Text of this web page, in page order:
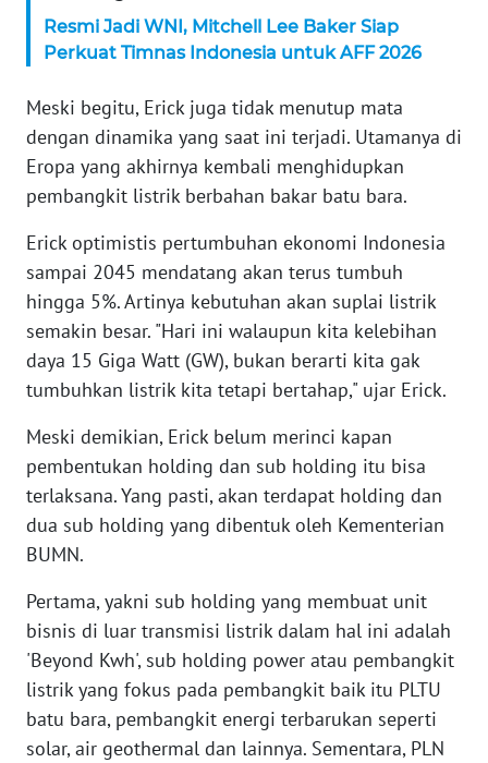
Resmi Jadi WNI, Mitchell Lee Baker Siap
Perkuat Timnas Indonesia untuk AFF 2026
Meski begitu, Erick juga tidak menutup mata
dengan dinamika yang saat ini terjadi. Utamanya di
Eropa yang akhirnya kembali menghidupkan
pembangkit listrik berbahan bakar batu bara.
Erick optimistis pertumbuhan ekonomi Indonesia
sampai 2045 mendatang akan terus tumbuh
hingga 5%. Artinya kebutuhan akan suplai listrik
semakin besar. "Hari ini walaupun kita kelebihan
daya 15 Giga Watt (GW), bukan berarti kita gak
tumbuhkan listrik kita tetapi bertahap," ujar Erick.
Meski demikian, Erick belum merinci kapan
pembentukan holding dan sub holding itu bisa
terlaksana. Yang pasti, akan terdapat holding dan
dua sub holding yang dibentuk oleh Kementerian
BUMN.
Pertama, yakni sub holding yang membuat unit
bisnis di luar transmisi listrik dalam hal ini adalah
'Beyond Kwh', sub holding power atau pembangkit
listrik yang fokus pada pembangkit baik itu PLTU
batu bara, pembangkit energi terbarukan seperti
solar, air geothermal dan lainnya. Sementara, PLN
WN
PAPUA
RIAU
WN
SERAMBI
WN
JAMBI
WN
SULTRA
NTB
WN
SULTENG
WN
SULBAR
WN
BABEL